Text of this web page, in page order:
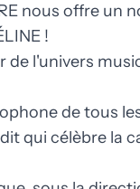
nous offre un
!
de l'univers
de tous
qui célèbre la